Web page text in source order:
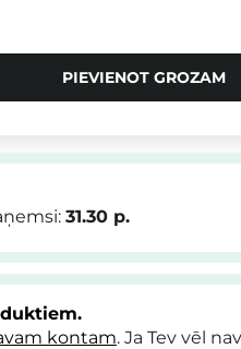
PIEVIENOT GROZAM
31.30 p.
kontam. Ja Tev vēl